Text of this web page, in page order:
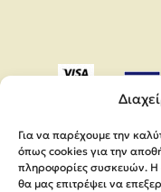
Για να παρέχουμε την
όπως cookies για την
πληροφορίες συσκευών. Η
θα μας επιτρέψει να